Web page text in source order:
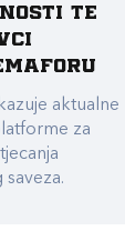
te
aktualne
za